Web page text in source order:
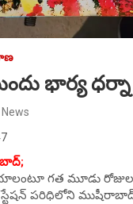
భార్య ధర్నా
గత మూడు రోజుల
పరిధిలోని